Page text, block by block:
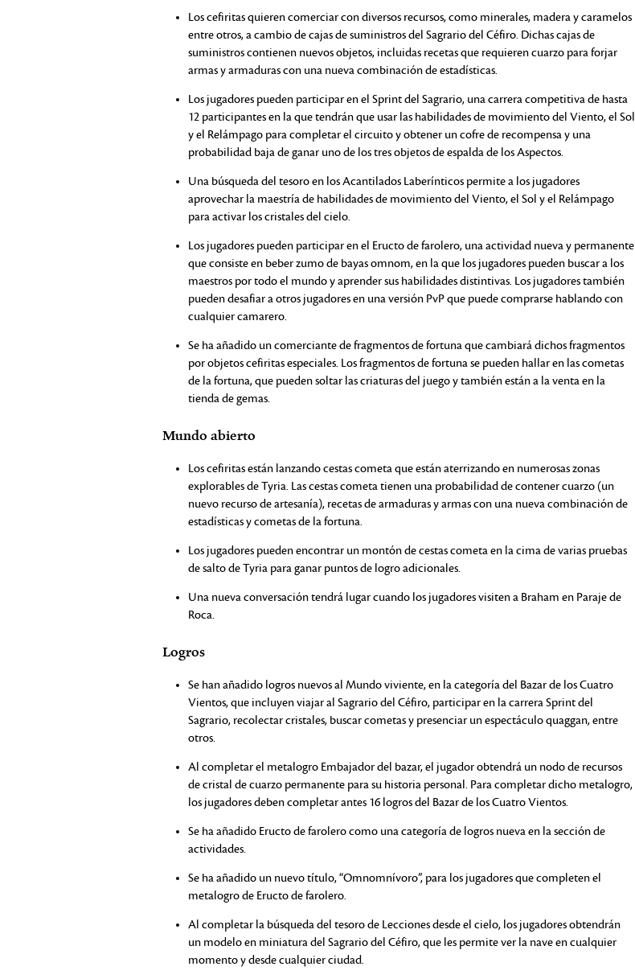
Los cefiritas quieren comerciar con diversos recursos, como minerales, madera y caramelos
entre otros, a cambio de cajas de suministros del Sagrario del Céfiro. Dichas cajas de
suministros contienen nuevos objetos, incluidas recetas que requieren cuarzo para forjar
armas y armaduras con una nueva combinación de estadísticas.
Los jugadores pueden participar en el Sprint del Sagrario, una carrera competitiva de hasta
12 participantes en la que tendrán que usar las habilidades de movimiento del Viento, el Sol
y el Relámpago para completar el circuito y obtener un cofre de recompensa y una
probabilidad baja de ganar uno de los tres objetos de espalda de los Aspectos.
Una búsqueda del tesoro en los Acantilados Laberínticos permite a los jugadores
aprovechar la maestría de habilidades de movimiento del Viento, el Sol y el Relámpago
para activar los cristales del cielo.
Los jugadores pueden participar en el Eructo de farolero, una actividad nueva y permanente
que consiste en beber zumo de bayas omnom, en la que los jugadores pueden buscar a los
maestros por todo el mundo y aprender sus habilidades distintivas. Los jugadores también
pueden desafiar a otros jugadores en una versión PvP que puede comprarse hablando con
cualquier camarero.
Se ha añadido un comerciante de fragmentos de fortuna que cambiará dichos fragmentos
por objetos cefiritas especiales. Los fragmentos de fortuna se pueden hallar en las cometas
de la fortuna, que pueden soltar las criaturas del juego y también están a la venta en la
tienda de gemas.
Mundo abierto
Los cefiritas están lanzando cestas cometa que están aterrizando en numerosas zonas
explorables de Tyria. Las cestas cometa tienen una probabilidad de contener cuarzo (un
nuevo recurso de artesanía), recetas de armaduras y armas con una nueva combinación de
estadísticas y cometas de la fortuna.
Los jugadores pueden encontrar un montón de cestas cometa en la cima de varias pruebas
de salto de Tyria para ganar puntos de logro adicionales.
Una nueva conversación tendrá lugar cuando los jugadores visiten a Braham en Paraje de
Roca.
Logros
Se han añadido logros nuevos al Mundo viviente, en la categoría del Bazar de los Cuatro
Vientos, que incluyen viajar al Sagrario del Céfiro, participar en la carrera Sprint del
Sagrario, recolectar cristales, buscar cometas y presenciar un espectáculo quaggan, entre
otros.
Al completar el metalogro Embajador del bazar, el jugador obtendrá un nodo de recursos
de cristal de cuarzo permanente para su historia personal. Para completar dicho metalogro,
los jugadores deben completar antes 16 logros del Bazar de los Cuatro Vientos.
Se ha añadido Eructo de farolero como una categoría de logros nueva en la sección de
actividades.
Se ha añadido un nuevo título, “Omnomnívoro”, para los jugadores que completen el
metalogro de Eructo de farolero.
Al completar la búsqueda del tesoro de Lecciones desde el cielo, los jugadores obtendrán
un modelo en miniatura del Sagrario del Céfiro, que les permite ver la nave en cualquier
momento y desde cualquier ciudad.